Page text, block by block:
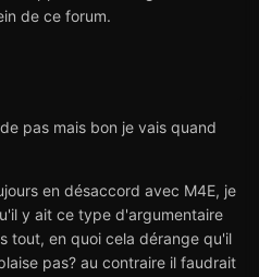
de ce forum.
pas mais bon je vais quand
en désaccord avec M4E, je
y ait ce type d'argumentaire
tout, en quoi cela dérange qu'il
pas? au contraire il faudrait